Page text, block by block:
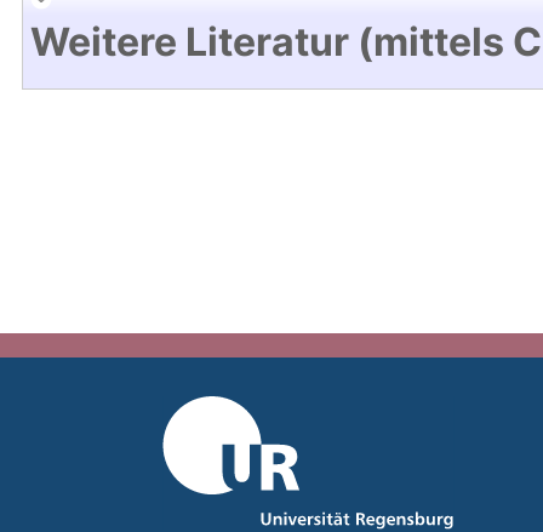
Weitere Literatur (mittels